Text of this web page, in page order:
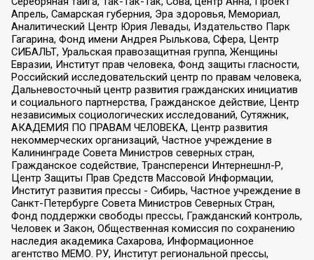
Апрель, Самарская губерния, Эра здоровья, Мемориал,
Аналитический Центр Юрия Левады, Издательство Парк
Гагарина, Фонд имени Андрея Рылькова, Сфера, Центр
СИБАЛЬТ, Уральская правозащитная группа, Женщины
Евразии, Институт прав человека, Фонд защиты гласности,
Российский исследовательский центр по правам человека,
Дальневосточный центр развития гражданских инициатив
и социального партнерства, Гражданское действие, Центр
независимых социологических исследований, Сутяжник,
АКАДЕМИЯ ПО ПРАВАМ ЧЕЛОВЕКА, Центр развития
некоммерческих организаций, Частное учреждение в
Калининграде Совета Министров северных стран,
Гражданское содействие, Трансперенси Интернешнл-Р,
Центр Защиты Прав Средств Массовой Информации,
Институт развития прессы - Сибирь, Частное учреждение в
Санкт-Петербурге Совета Министров Северных Стран,
Фонд поддержки свободы прессы, Гражданский контроль,
Человек и Закон, Общественная комиссия по сохранению
наследия академика Сахарова, Информационное
агентство МЕМО. РУ, Институт региональной прессы,